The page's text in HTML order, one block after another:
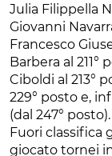
Julia Filippella
Giovanni
Francesco
Barbera al 211°
Ciboldi al 213°
229° posto e,
(dal 247° posto).
Fuori classifica
giocato tornei